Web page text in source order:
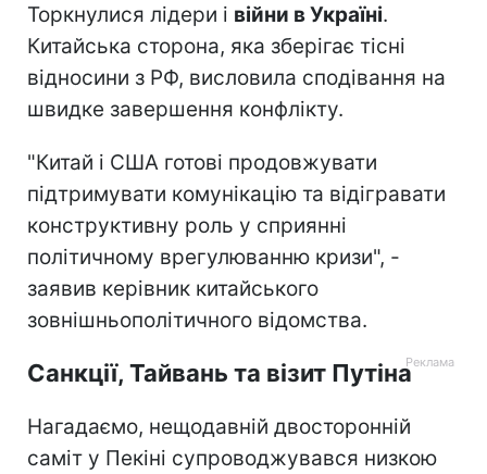
Торкнулися лідери і війни в Україні.
Китайська сторона, яка зберігає тісні
відносини з РФ, висловила сподівання на
швидке завершення конфлікту.
"Китай і США готові продовжувати
підтримувати комунікацію та відігравати
конструктивну роль у сприянні
політичному врегулюванню кризи", -
заявив керівник китайського
зовнішньополітичного відомства.
Санкції, Тайвань та візит Путіна
Нагадаємо, нещодавній двосторонній
саміт у Пекіні супроводжувався низкою